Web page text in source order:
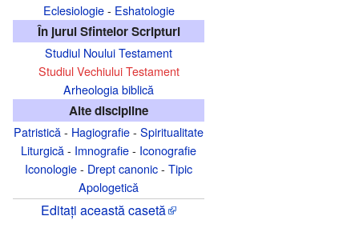
Eclesiologie- Eshatologie
În jurul Sfintelor Scripturi
Studiul Noului Testament
Studiul Vechiului Testament
Arheologia biblică
Alte discipline
Patristică- Hagiografie- Spiritualitate
Liturgică- Imnografie- Iconografie
Iconologie- Drept canonic- Tipic
Apologetică
Editați această casetă